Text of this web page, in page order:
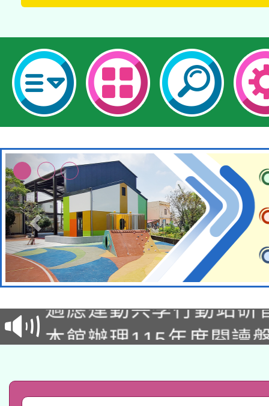
本校115學年度第2次
招甄選結果公告(無人
招)
本館辦理115年度閱讀
礎課程